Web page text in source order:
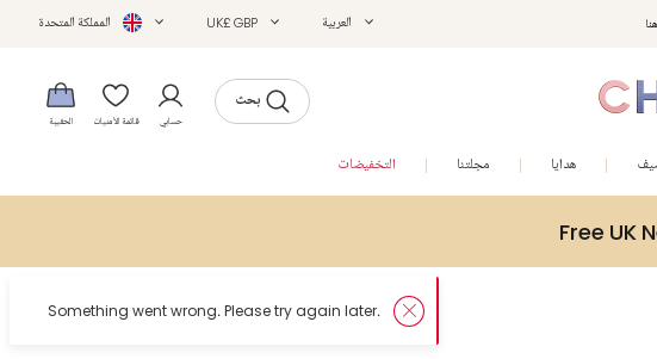
العربية UK£ GBP المملكة المتحدة
بحث
حسابي قائمة الأمنيات الحقيبة
هدايا مجلتنا التخفيضات
Free UK